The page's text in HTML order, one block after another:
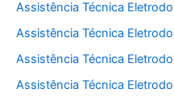
Assistência Técnica
Assistência Técnica
Assistência Técnica
Assistência Técnica